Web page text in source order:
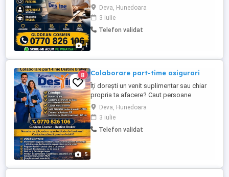
1
serioase și motivate care vor să își
dezvolte o activitate flexibilă, part-time
sau full time, în cadrul Destine Broker , într-
un domeniu în plină dezvoltare: Asigurări
Deva, Hunedoara
3 iulie
Telefon validat
5
8 Colaborare part-time asigurari
Îți dorești un venit suplimentar sau chiar
propria ta afacere? Caut persoane
serioase și motivate care vor să își
dezvolte o activitate flexibilă, part-time
sau full time, în cadrul Destine Broker , într-
un domeniu în plină dezvoltare: Asigurări
Deva, Hunedoara
3 iulie
Telefon validat